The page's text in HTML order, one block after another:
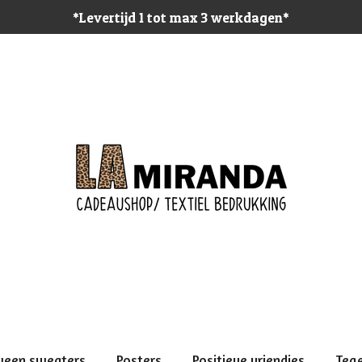
*Levertijd 1 tot max 3 werkdagen*